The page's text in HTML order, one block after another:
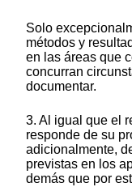
Solo
métodos y
en las áreas que
concurran
documentar.
3. Al igual que el
responde de su
adicionalmente,
previstas en los
demás que por